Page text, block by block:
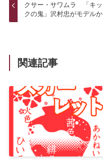
クサー・サワムラ 「キッ
クの鬼」沢村忠がモデルか
関連記事